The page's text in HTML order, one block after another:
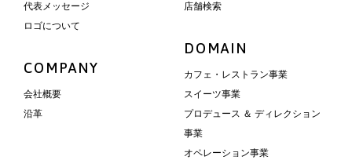
代表メッセージ
ロゴについて
COMPANY
会社概要
沿革
店舗検索
DOMAIN
カフェ・レストラン事業
スイーツ事業
プロデュース ＆ ディレクション
事業
オペレーション事業